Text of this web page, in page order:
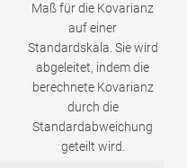
Maß für die Kovarianz
auf einer
Standardskala. Sie wird
abgeleitet, indem die
berechnete Kovarianz
durch die
Standardabweichung
geteilt wird.